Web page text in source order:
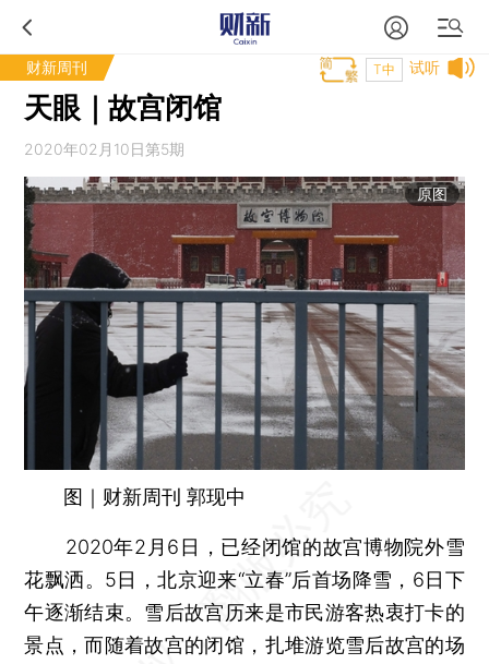
财新周刊 试听
T中
天眼｜故宫闭馆
2020年02月10日第5期
原图
图｜财新周刊 郭现中
2020年2月6日，已经闭馆的故宫博物院外雪
花飘洒。5日，北京迎来“立春”后首场降雪，6日下
午逐渐结束。雪后故宫历来是市民游客热衷打卡的
景点，而随着故宫的闭馆，扎堆游览雪后故宫的场